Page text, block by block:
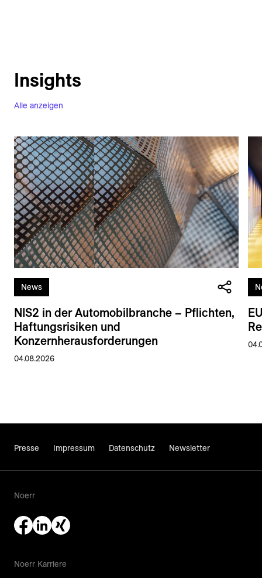
Alle anzeigen
Insights
News
NIS2 in der Automobilbranche – Pflichten,
Haftungsrisiken und
Konzernherausforderungen
04.08.2026
Presse Impressum Datenschutz Newsletter
Noerr
Noerr Karriere